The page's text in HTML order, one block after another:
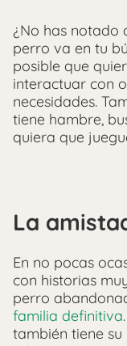
¿No has notado
perro va en tu
posible que
interactuar con
necesidades.
tiene hambre,
quiera que
La
En no pocas
con historias
perro
familia definitiva
también tiene